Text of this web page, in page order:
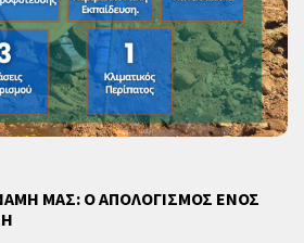
ΜΑΣ: Ο ΑΠΟΛΟΓΙΣΜΟΣ ΕΝΟΣ